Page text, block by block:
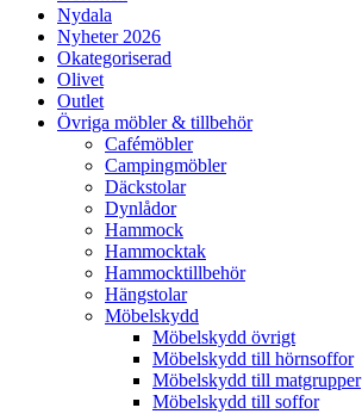
Nydala
Nyheter 2026
Okategoriserad
Olivet
Outlet
Övriga möbler & tillbehör
Cafémöbler
Campingmöbler
Däckstolar
Dynlådor
Hammock
Hammocktak
Hammocktillbehör
Hängstolar
Möbelskydd
Möbelskydd övrigt
Möbelskydd till hörnsoffor
Möbelskydd till matgrupper
Möbelskydd till soffor